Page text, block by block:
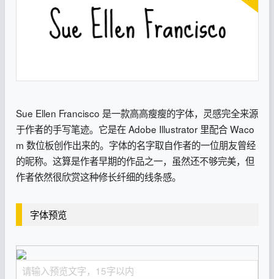
Sue Ellen Francisco 是一款高高瘦瘦的字体，灵感完全来源
于作者的手写笔迹。它是在 Adobe Illustrator 里配合 Waco
m 数位板创作出来的。字体的名字取自作者的一位朋友曾经
的昵称。这算是作者早期的作品之一，虽然还不够完美，但
作者依然很欣赏这种修长纤细的线条感。
字体预览